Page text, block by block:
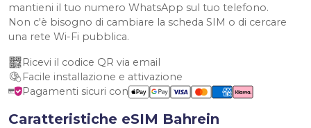
mantieni il tuo numero WhatsApp sul tuo telefono.
Non c'è bisogno di cambiare la scheda SIM o di cercare
una rete Wi-Fi pubblica.
Ricevi il codice QR via email
Facile installazione e attivazione
Pagamenti sicuri con
Caratteristiche eSIM Bahrein